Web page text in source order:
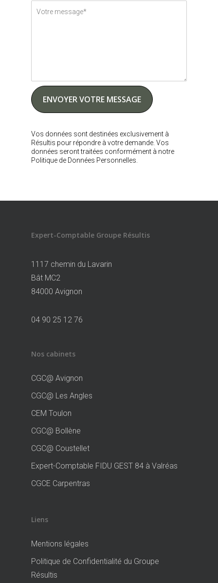
Vos données sont destinées exclusivement à
Résultis pour répondre à votre demande. Vos
données seront traitées conformément à notre
Politique de Données Personnelles.
Expert-Comptable Groupe Résultis
1117 chemin du Lavarin
Bât MC2
84000 Avignon
04 90 25 12 76
Nos cabinets
CGC@ Avignon
CGC@ Les Angles
CEM Toulon
CGC@ Bollène
CGC@ Coustellet
Expert-Comptable FIDU GEST 84 à Valréas
CGCE Carpentras
Liens
Mentions légales
Politique de Confidentialité du Groupe
Résultis